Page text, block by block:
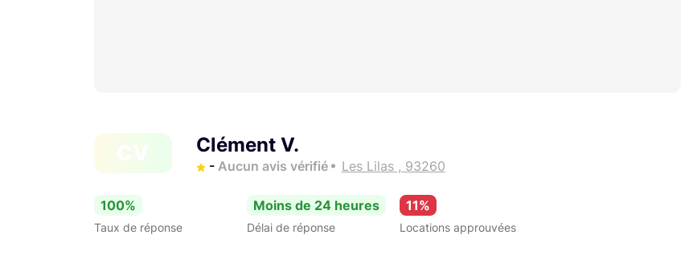
Clément V.
- Aucun avis vérifié Les Lilas , 93260
100%
Taux de réponse
Moins de 24 heures
Délai de réponse
11%
Locations approuvées